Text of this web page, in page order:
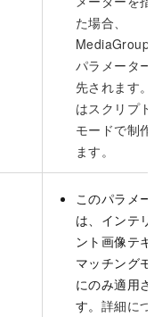
た場合、
パラメーター
先されます。
はスクリプト
モードで制作
ます。
このパラメー
は、インテリ
ント画像テキ
マッチングモ
にのみ適用さ
す。 詳細につ